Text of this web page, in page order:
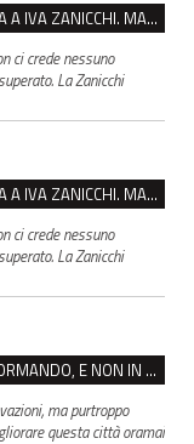
VENTASSO, SÌ ALLA CITTADINANZA ONORARIA A IVA ZANICCHI. MA BARGIACCHI: “È DI PESSIMO GUSTO”
ci crede nessuno
La Zanicchi
VENTASSO, SÌ ALLA CITTADINANZA ONORARIA A IVA ZANICCHI. MA BARGIACCHI: “È DI PESSIMO GUSTO”
ci crede nessuno
La Zanicchi
IL CENTRO STORICO DI REGGIO SI STA TRASFORMANDO, E NON IN MEGLIO
ma purtroppo
questa città oramai